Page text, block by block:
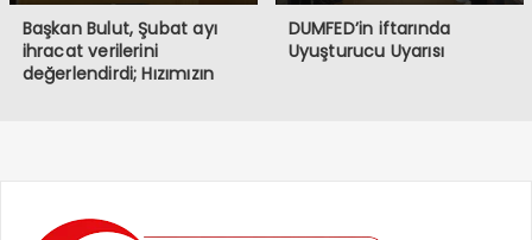
Başkan Bulut, Şubat ayı
ihracat verilerini
değerlendirdi; Hızımızın
DUMFED’in iftarında
Uyuşturucu Uyarısı